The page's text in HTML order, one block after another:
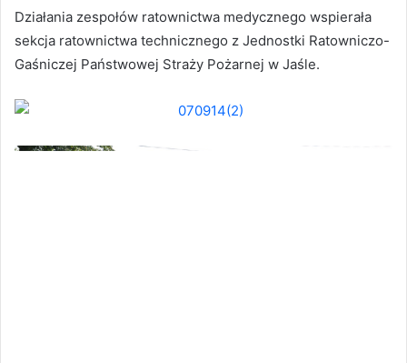
Działania zespołów ratownictwa medycznego wspierała
sekcja ratownictwa technicznego z Jednostki Ratowniczo-
Gaśniczej Państwowej Straży Pożarnej w Jaśle.